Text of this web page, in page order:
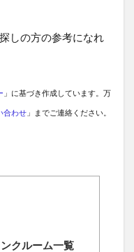
しの方の参考になれ
」に基づき作成しています。万
合わせ 」までご連絡ください。
クルーム一覧